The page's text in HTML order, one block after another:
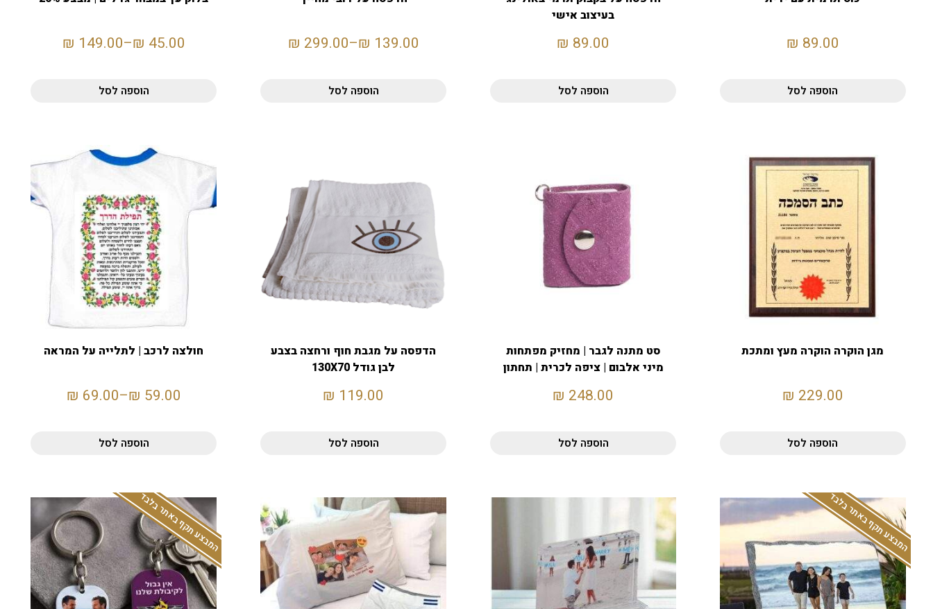
89.00
₪
הוספה לסל
בעיצוב אישי
89.00
₪
הוספה לסל
139.00
₪
–
299.00
₪
הוספה לסל
45.00
₪
–
149.00
₪
הוספה לסל
מגן הוקרה הוקרה מעץ ומתכת
229.00
₪
הוספה לסל
סט מתנה לגבר | מחזיק מפתחות
מיני אלבום | ציפה לכרית | תחתון
248.00
₪
הוספה לסל
הדפסה על מגבת חוף ורחצה בצבע
לבן גודל 130X70
119.00
₪
הוספה לסל
חולצה לרכב | לתלייה על המראה
59.00
₪
–
69.00
₪
הוספה לסל
המבצע תקף באתר בלבד המבצע תקף באתר בלבד